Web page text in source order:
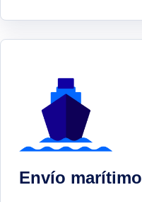
Envío marítimo